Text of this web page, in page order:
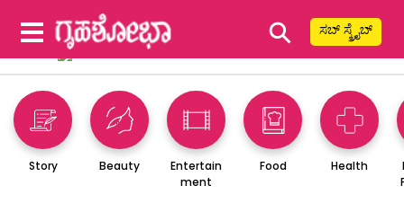
⚲ ಸಬ್ ಸ್ಕ್ರೈಬ್
Story Beauty
Entertain
ment
Food Health